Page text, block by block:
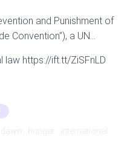
A
E
and Punishment of
Convention”), a UN…
law https://ift.tt/ZiSFnLD
dawn hunger
international